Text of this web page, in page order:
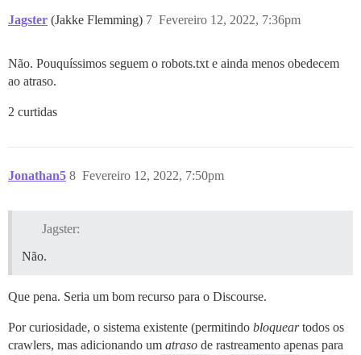
Jagster (Jakke Flemming) Fevereiro 12, 2022, 7:36pm
7
Não. Pouquíssimos seguem o robots.txt e ainda menos obedecem
ao atraso.
2 curtidas
Jonathan5 Fevereiro 12, 2022, 7:50pm
8
Jagster:
Não.
Que pena. Seria um bom recurso para o Discourse.
Por curiosidade, o sistema existente (permitindo bloqueartodos os
crawlers, mas adicionando um atraso de rastreamento apenas para